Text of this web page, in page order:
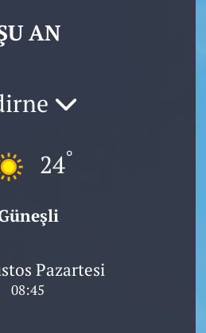
AN
24°
Pazartesi
08:45